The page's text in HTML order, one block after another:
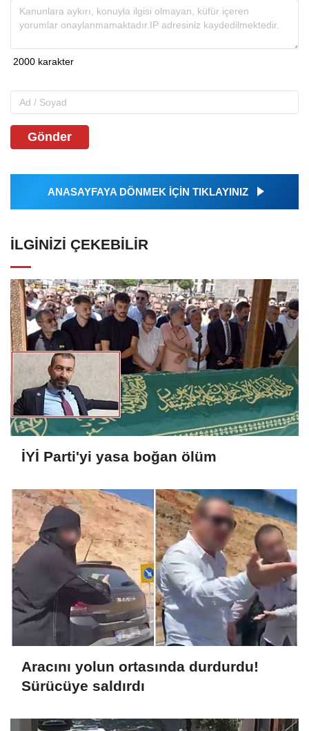
Gönder
ANASAYFAYA DÖNMEK İÇİN TIKLAYINIZ
İLGINIZI ÇEKEBILIR
İYİ Parti'yi yasa boğan ölüm
Aracını yolun ortasında durdurdu!
Sürücüye saldırdı